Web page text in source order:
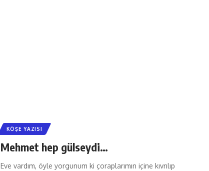
KÖŞE YAZISI
Mehmet hep gülseydi…
Eve vardım, öyle yorgunum ki çoraplarımın içine kıvrılıp